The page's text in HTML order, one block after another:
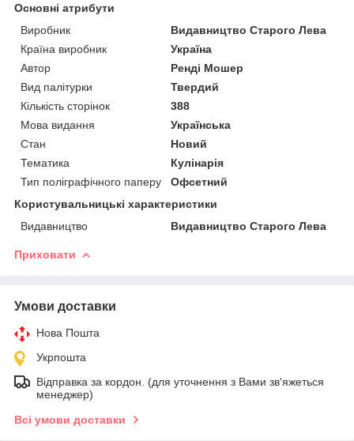
Основні атрибути
Виробник
Видавництво Старого Лева
Країна виробник
Україна
Автор
Ренді Мошер
Вид палітурки
Твердий
Кількість сторінок
388
Мова видання
Українська
Стан
Новий
Тематика
Кулінарія
Тип поліграфічного паперу
Офсетний
Користувальницькі характеристики
Видавництво
Видавництво Старого Лева
Приховати
Умови доставки
Нова Пошта
Укрпошта
Відправка за кордон. (для уточнення з Вами зв'яжеться
менеджер)
Всі умови доставки